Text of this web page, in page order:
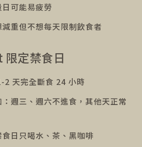
可能易疲勞
重但不想每天限制飲食者
定禁食日
2 天完全斷食 24 小時
週三、週六不進食，其他天正常
日只喝水、茶、黑咖啡